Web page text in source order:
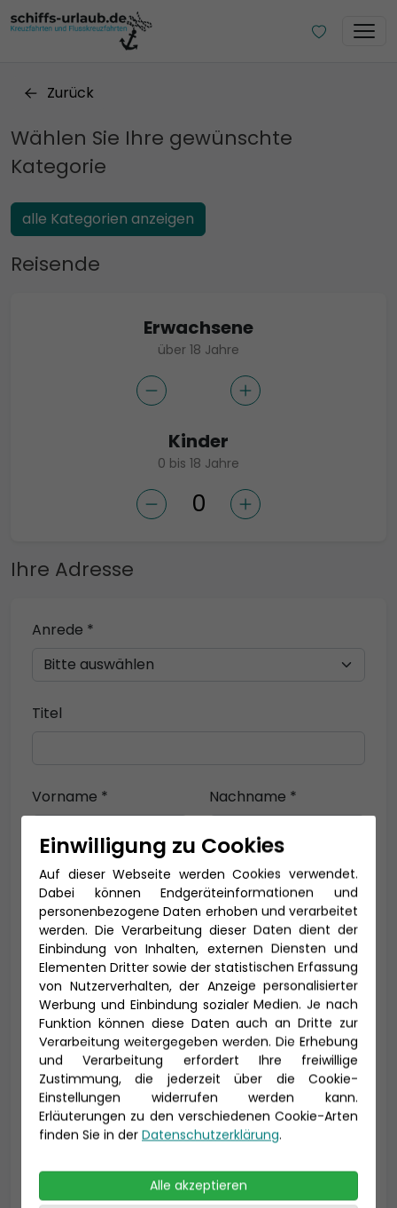
Zurück
Wählen Sie Ihre gewünschte
Kategorie
alle Kategorien anzeigen
Reisende
Erwachsene
über 18 Jahre
Kinder
0 bis 18 Jahre
Ihre Adresse
Anrede *
Titel
Vorname * Nachname *
E-Mail *
Telefon *
Geburtsdatum
Einwilligung zu Cookies
Auf dieser Webseite werden Cookies verwendet.
Dabei können Endgeräteinformationen und
personenbezogene Daten erhoben und verarbeitet
werden. Die Verarbeitung dieser Daten dient der
Einbindung von Inhalten, externen Diensten und
Elementen Dritter sowie der statistischen Erfassung
von Nutzerverhalten, der Anzeige personalisierter
Werbung und Einbindung sozialer Medien. Je nach
Funktion können diese Daten auch an Dritte zur
Verarbeitung weitergegeben werden. Die Erhebung
und Verarbeitung erfordert Ihre freiwillige
Zustimmung, die jederzeit über die Cookie-
Einstellungen widerrufen werden kann.
Erläuterungen zu den verschiedenen Cookie-Arten
finden Sie in der Datenschutzerklärung.
Alle akzeptieren